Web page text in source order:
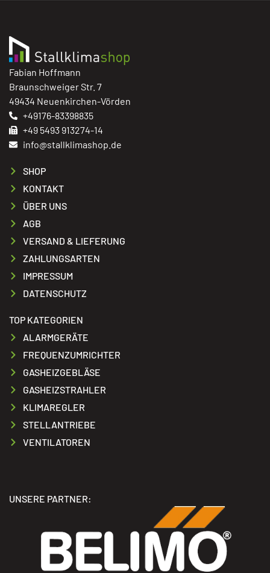
Fabian Hoffmann
Braunschweiger Str. 7
49434 Neuenkirchen-Vörden
+49176-83398835
+49 5493 913274-14
info@stallklimashop.de
SHOP
KONTAKT
ÜBER UNS
AGB
VERSAND & LIEFERUNG
ZAHLUNGSARTEN
IMPRESSUM
DATENSCHUTZ
TOP KATEGORIEN
ALARMGERÄTE
FREQUENZUMRICHTER
GASHEIZGEBLÄSE
GASHEIZSTRAHLER
KLIMAREGLER
STELLANTRIEBE
VENTILATOREN
UNSERE PARTNER: